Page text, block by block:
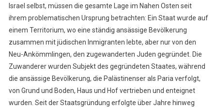
Israel selbst, müssen die gesamte Lage im Nahen Osten seit
ihrem problematischen Ursprung betrachten: Ein Staat wurde auf
einem Territorium, wo eine ständig ansässige Bevölkerung
zusammen mit jüdischen Inmigranten lebte, aber nur von den
Neu-Ankömmlingen, den zugewanderten Juden gegründet. Die
Zuwanderer wurden Subjekt des gegründeten Staates, während
die ansässige Bevölkerung, die Palästinenser als Paria verfolgt,
von Grund und Boden, Haus und Hof vertrieben und enteignet
wurden. Seit der Staatsgründung erfolgte über Jahre hinweg